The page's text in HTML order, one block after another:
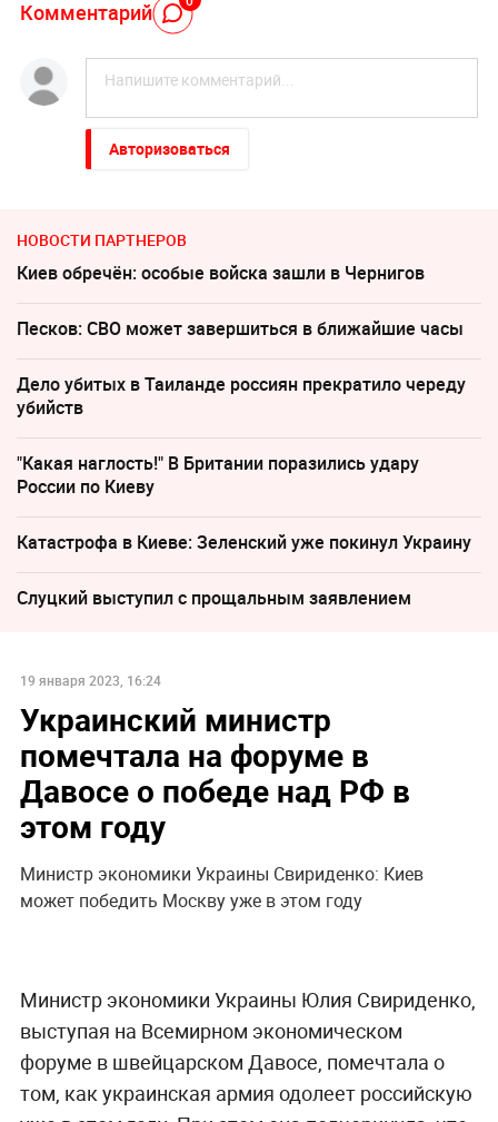
Комментарий
Авторизоваться
НОВОСТИ ПАРТНЕРОВ
Киев обречён: особые войска зашли в Чернигов
Песков: СВО может завершиться в ближайшие часы
Дело убитых в Таиланде россиян прекратило череду
убийств
"Какая наглость!" В Британии поразились удару
России по Киеву
Катастрофа в Киеве: Зеленский уже покинул Украину
Слуцкий выступил с прощальным заявлением
19 января 2023, 16:24
Украинский министр
помечтала на форуме в
Давосе о победе над РФ в
этом году
Министр экономики Украины Свириденко: Киев
может победить Москву уже в этом году
Министр экономики Украины Юлия Свириденко,
выступая на Всемирном экономическом
форуме в швейцарском Давосе, помечтала о
том, как украинская армия одолеет российскую